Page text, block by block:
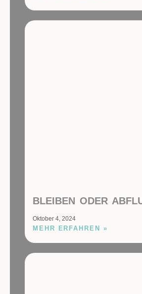
BLEIBEN ODER
Oktober 4, 2024
MEHR ERFAHREN »